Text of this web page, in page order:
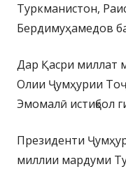
Туркманистон,
Бердимуҳамедов
Дар Қасри миллат
Олии Ҷумҳурии
Эмомалӣ истиқбол
Президенти
миллии мардуми